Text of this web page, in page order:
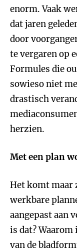
enorm. Vaak
dat jaren
door
te vergaren op
Formules die
sowieso niet
drastisch
herzien.
Met een plan
Het komt maar
werkbare
aangepast aan
is dat?
van de